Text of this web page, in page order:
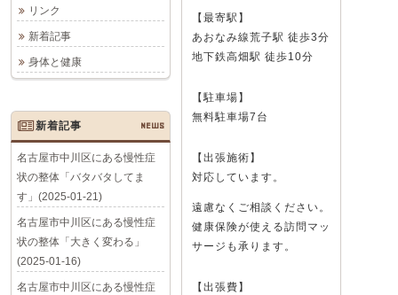
【最寄駅】
あおなみ線荒子駅 徒歩3分
地下鉄高畑駅 徒歩10分
【駐車場】
無料駐車場7台
【出張施術】
対応しています。
遠慮なくご相談ください。
健康保険が使える訪問マッ
サージも承ります。
【出張費】
リンク
新着記事
身体と健康
新着記事 NEWS
名古屋市中川区にある慢性症
状の整体「バタバタしてま
す」(2025-01-21)
名古屋市中川区にある慢性症
状の整体「大きく変わる」
(2025-01-16)
名古屋市中川区にある慢性症